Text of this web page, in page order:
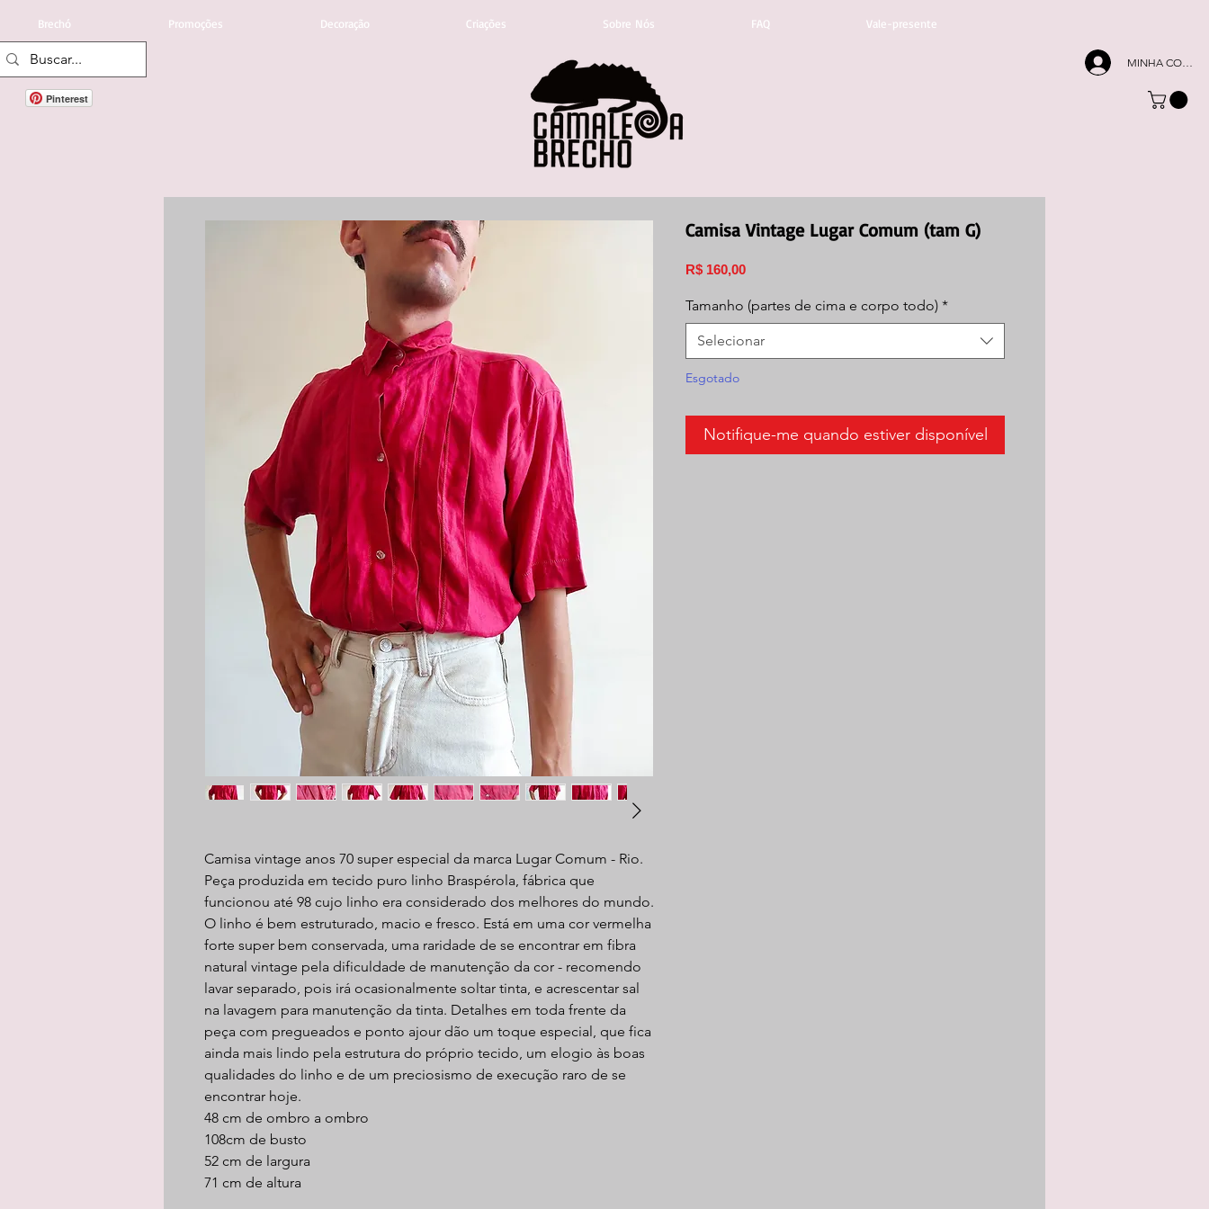
Brechó Promoções Decoração Criações Sobre Nós FAQ Vale-presente
MINHA CONTA
Pinterest
Camisa vintage anos 70 super especial da marca Lugar Comum - Rio.
Peça produzida em tecido puro linho Braspérola, fábrica que
funcionou até 98 cujo linho era considerado dos melhores do mundo.
O linho é bem estruturado, macio e fresco. Está em uma cor vermelha
forte super bem conservada, uma raridade de se encontrar em fibra
natural vintage pela dificuldade de manutenção da cor - recomendo
lavar separado, pois irá ocasionalmente soltar tinta, e acrescentar sal
na lavagem para manutenção da tinta. Detalhes em toda frente da
peça com pregueados e ponto ajour dão um toque especial, que fica
ainda mais lindo pela estrutura do próprio tecido, um elogio às boas
qualidades do linho e de um preciosismo de execução raro de se
encontrar hoje.
48 cm de ombro a ombro
108cm de busto
52 cm de largura
71 cm de altura
Camisa Vintage Lugar Comum (tam G)
R$ 160,00Preço
Tamanho (partes de cima e corpo todo) *
Selecionar
Esgotado
Notifique-me quando estiver disponível